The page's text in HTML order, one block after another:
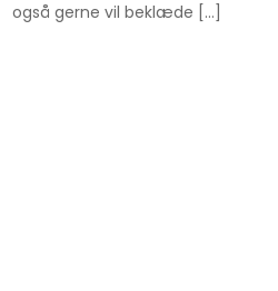
også gerne vil beklæde […]